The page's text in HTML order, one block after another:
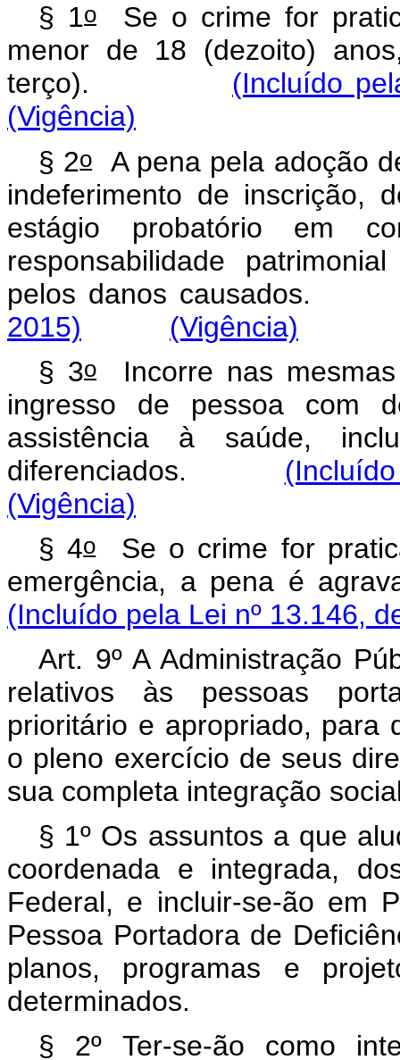
§ 1o Se o crime for
menor de 18 (dezoito)
terço).
(Incluído
(Vigência)
§ 2oA pena pela adoção
indeferimento de inscrição,
estágio probatório em
responsabilidade
pelos danos
2015)
(Vigência)
§ 3oIncorre nas mesmas
ingresso de pessoa com
assistência à saúde,
diferenciados.
(Vigência)
§ 4oSe o crime for
emergência, a pena é
(Incluído pela Lei nº 13.146,
Art. 9º A Administração
relativos às pessoas
prioritário e apropriado, para
o pleno exercício de seus
sua completa integração
§ 1º Os assuntos a que
coordenada e integrada,
Federal, e incluir-se-ão em
Pessoa Portadora de
planos, programas e
determinados.
§ 2º Ter-se-ão como